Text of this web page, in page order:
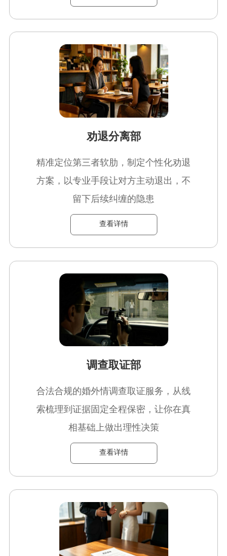
劝退分离部
精准定位第三者软肋，制定个性化劝退
方案，以专业手段让对方主动退出，不
留下后续纠缠的隐患
查看详情
调查取证部
合法合规的婚外情调查取证服务，从线
索梳理到证据固定全程保密，让你在真
相基础上做出理性决策
查看详情